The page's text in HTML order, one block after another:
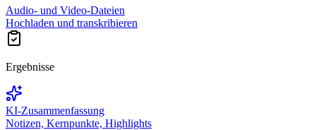
Audio- und Video-Dateien
Hochladen und transkribieren
Ergebnisse
KI-Zusammenfassung
Notizen, Kernpunkte, Highlights